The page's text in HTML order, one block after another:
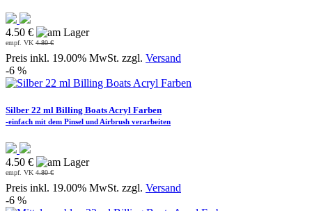
4.50 €
empf. VK 4.80 €
Preis inkl. 19.00% MwSt. zzgl. Versand
-6 %
Silber 22 ml Billing Boats Acryl Farben
-einfach mit dem Pinsel und Airbrush verarbeiten
4.50 €
empf. VK 4.80 €
Preis inkl. 19.00% MwSt. zzgl. Versand
-6 %